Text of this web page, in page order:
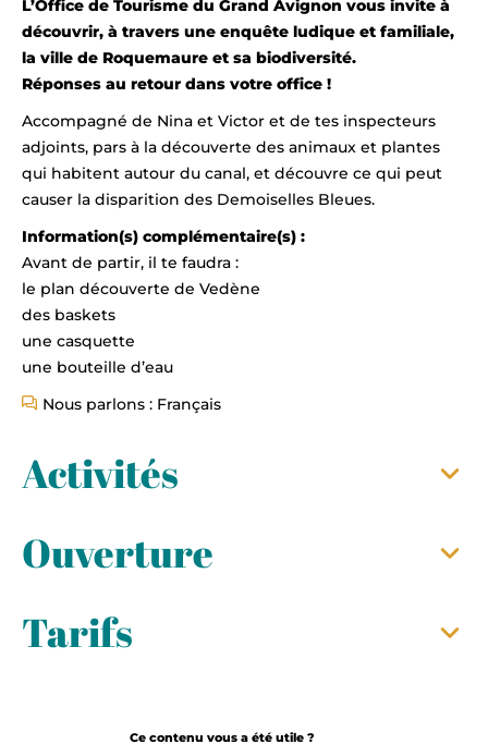
L’Office de Tourisme du Grand Avignon vous invite à
découvrir, à travers une enquête ludique et familiale,
la ville de Roquemaure et sa biodiversité.
Réponses au retour dans votre office !
Accompagné de Nina et Victor et de tes inspecteurs
adjoints, pars à la découverte des animaux et plantes
qui habitent autour du canal, et découvre ce qui peut
causer la disparition des Demoiselles Bleues.
Information(s) complémentaire(s) :
Avant de partir, il te faudra :
le plan découverte de Vedène
des baskets
une casquette
une bouteille d’eau
Nous parlons : Français
Activités
Ouverture
Tarifs
Ce contenu vous a été utile ?